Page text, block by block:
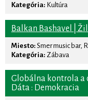
Kategória: Kultúra
Balkan Bashavel |
Miesto: Smer music bar,
Kategória: Zábava
Globálna kontrola a
Dáta : Demokracia